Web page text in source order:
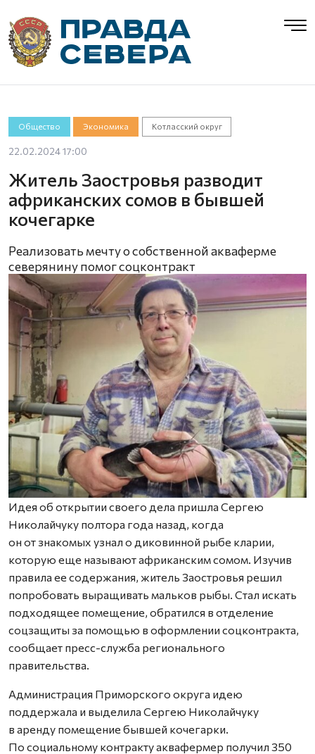
Общество Экономика Котласский округ
22.02.2024 17:00
Житель Заостровья разводит
африканских сомов в бывшей
кочегарке
Реализовать мечту о собственной акваферме
северянину помог соцконтракт
​Идея об открытии своего дела пришла Сергею
Николайчуку полтора года назад, когда
он от знакомых узнал о диковинной рыбе кларии,
которую еще называют африканским сомом. Изучив
правила ее содержания, житель Заостровья решил
попробовать выращивать мальков рыбы. Стал искать
подходящее помещение, обратился в отделение
соцзащиты за помощью в оформлении соцконтракта,
сообщает пресс-служба регионального
правительства.
Администрация Приморского округа идею
поддержала и выделила Сергею Николайчуку
в аренду помещение бывшей кочегарки.
По социальному контракту аквафермер получил 350